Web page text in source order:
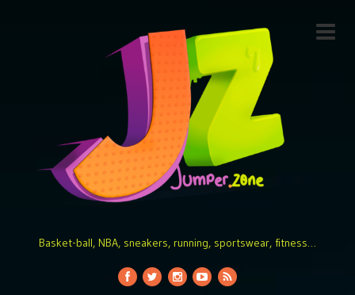
Basket-ball, NBA, sneakers, running, sportswear, fitness…